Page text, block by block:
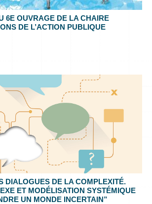
6E OUVRAGE DE LA CHAIRE
DE L’ACTION PUBLIQUE
DIALOGUES DE LA COMPLEXITÉ.
ET MODÉLISATION SYSTÉMIQUE
UN MONDE INCERTAIN”